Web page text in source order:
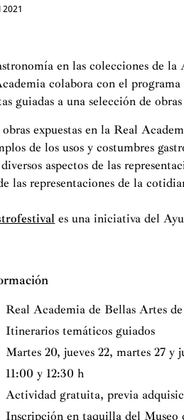
en las colecciones de
colabora con el
guiadas a una selección de
expuestas en la Real
de los usos y costumbres
aspectos de las
las representaciones de la
es una iniciativa del
Real Academia de Bellas Artes
Itinerarios temáticos guiados
Martes 20, jueves 22, martes 27 y
11:00 y 12:30 h
Actividad gratuita, previa
Inscripción en taquilla del Museo